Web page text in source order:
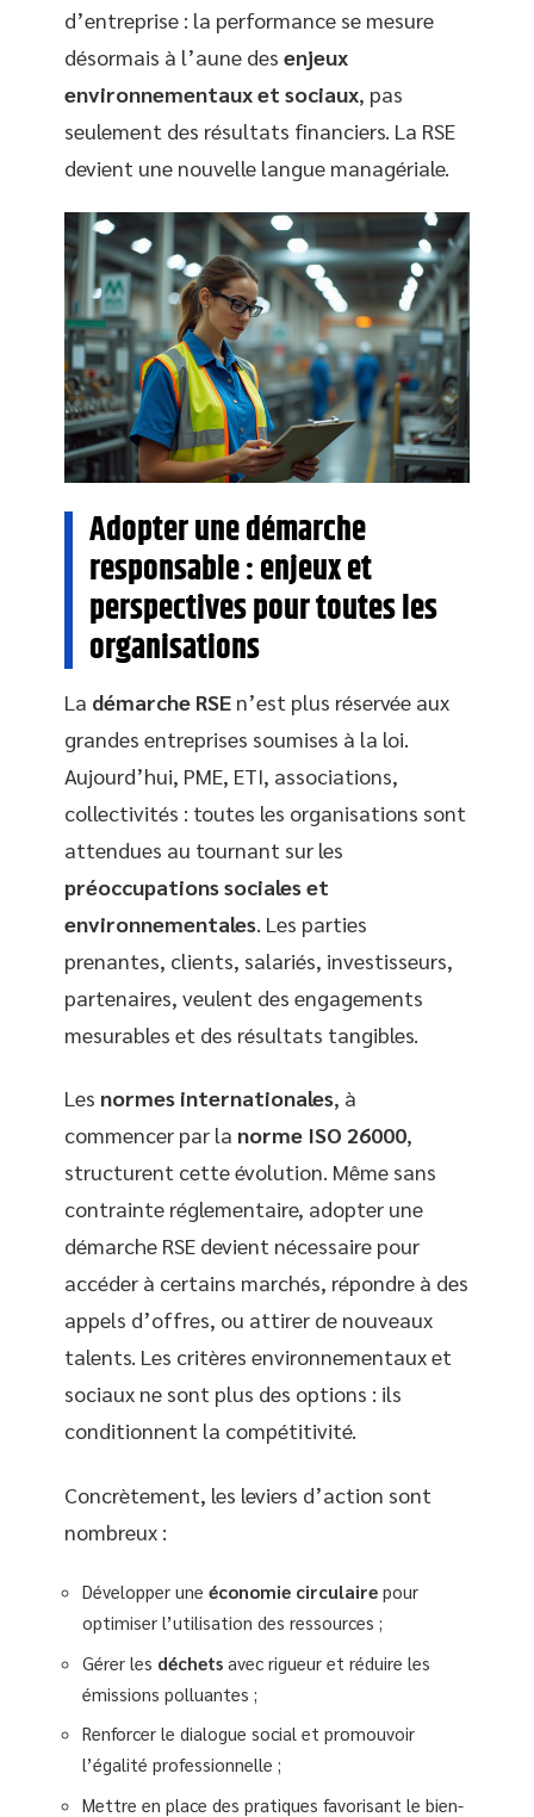
d’entreprise : la performance se mesure
désormais à l’aune des enjeux
environnementaux et sociaux, pas
seulement des résultats financiers. La RSE
devient une nouvelle langue managériale.
Adopter une démarche
responsable : enjeux et
perspectives pour toutes les
organisations
La démarche RSE n’est plus réservée aux
grandes entreprises soumises à la loi.
Aujourd’hui, PME, ETI, associations,
collectivités : toutes les organisations sont
attendues au tournant sur les
préoccupations sociales et
environnementales. Les parties
prenantes, clients, salariés, investisseurs,
partenaires, veulent des engagements
mesurables et des résultats tangibles.
Les normes internationales, à
commencer par la norme ISO 26000,
structurent cette évolution. Même sans
contrainte réglementaire, adopter une
démarche RSE devient nécessaire pour
accéder à certains marchés, répondre à des
appels d’offres, ou attirer de nouveaux
talents. Les critères environnementaux et
sociaux ne sont plus des options : ils
conditionnent la compétitivité.
Concrètement, les leviers d’action sont
nombreux :
Développer une économie circulaire pour
optimiser l’utilisation des ressources ;
Gérer les déchets avec rigueur et réduire les
émissions polluantes ;
Renforcer le dialogue social et promouvoir
l’égalité professionnelle ;
Mettre en place des pratiques favorisant le bien-